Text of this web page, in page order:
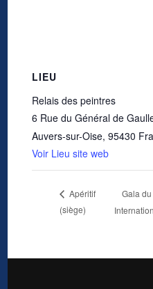
LIEU
Relais des peintres
6 Rue du Général de
Auvers-sur-Oise, 95430
Voir Lieu site web
Apéritif
(siège)
Gala